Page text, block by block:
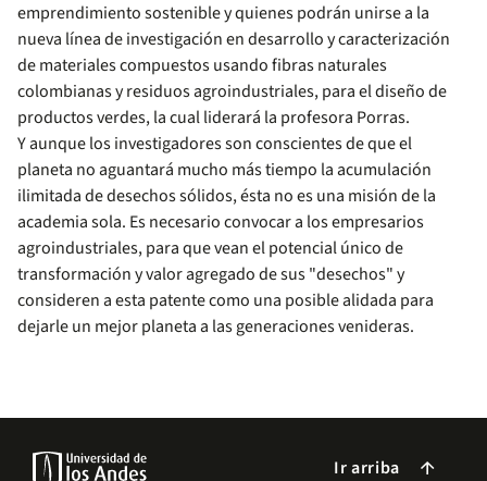
emprendimiento sostenible y quienes podrán unirse a la
nueva línea de investigación en desarrollo y caracterización
de materiales compuestos usando fibras naturales
colombianas y residuos agroindustriales, para el diseño de
productos verdes, la cual liderará la profesora Porras.
Y aunque los investigadores son conscientes​​ de que el
planeta no aguantará mucho más tiempo la acumulación
ilimitada de desechos sólidos, ésta no es una misión de la
academia sola. Es necesario convocar a los empresarios
agroindustriales, para que vean el potencial único de
transformación y valor agregado de sus "desechos" y
consideren a esta patente como una posible alidada para
dejarle un mejor planeta a las generaciones venideras.
Ir arriba arrow_forward